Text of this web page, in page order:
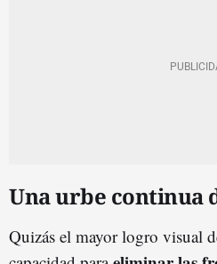
Una urbe continua
Quizás el mayor logro visual